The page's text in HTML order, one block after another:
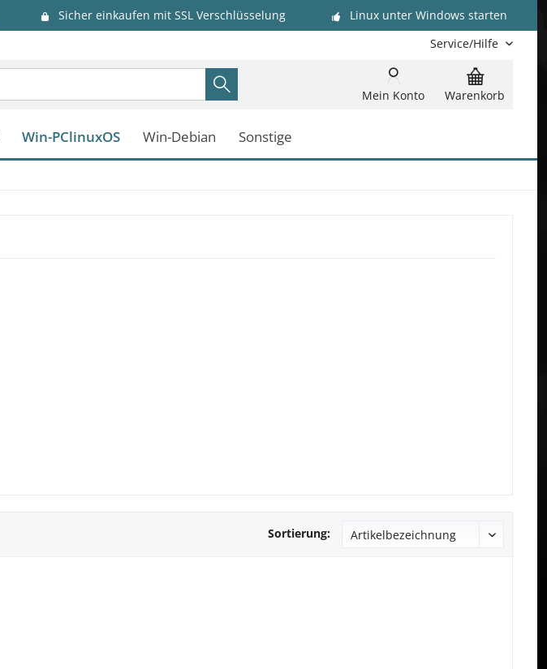
Sicher einkaufen mit SSL Verschlüsselung
Linux unter Windows starten
Service/Hilfe
Warenkorb
Mein Konto
Win-PClinuxOS Win-Debian Sonstige
Sortierung: